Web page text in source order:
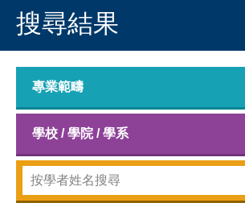
搜尋結果
專業範疇
學校 / 學院 / 學系